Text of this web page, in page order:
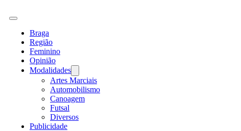
Braga
Região
Feminino
Opinião
Modalidades
Artes Marciais
Automobilismo
Canoagem
Futsal
Diversos
Publicidade